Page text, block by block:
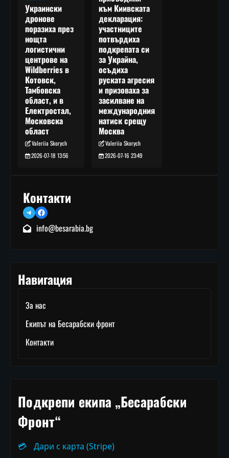
Украински
дронове
поразиха през
нощта
логистични
центрове на
Wildberries в
Котовск,
Тамбовска
област, и в
Електростал,
Московска
област
Valeriia Skorych
2026-07-18 13:56
към Киивската
декларация:
участниците
потвърдиха
подкрепата си
за Украйна,
осъдиха
руската агресия
и призоваха за
засилване на
международния
натиск срещу
Москва
Valeriia Skorych
2026-07-16 23:49
Контакти
TelegramFacebook
info@besarabia.bg
Навигация
За нас
Екипът на Бесарабски фронт
Контакти
Подкрепи екипа „Бесарабски
Фронт“
💳 Дари с карта (Stripe)